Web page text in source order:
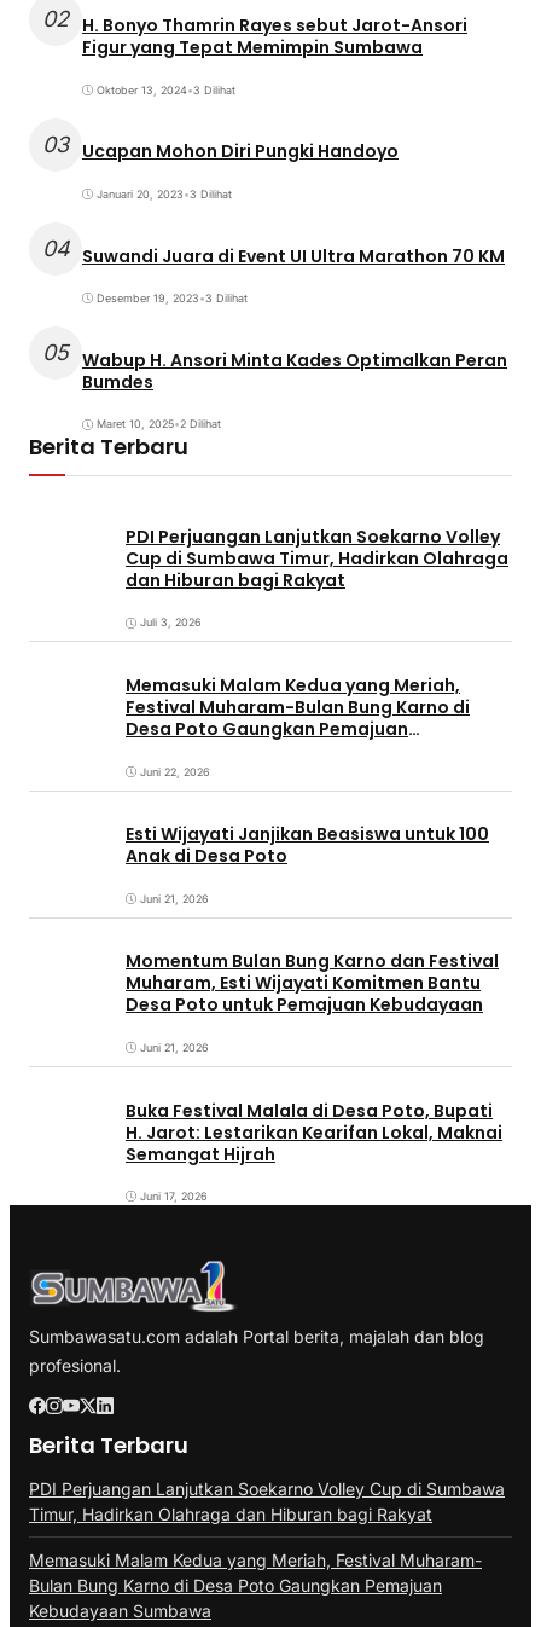
02 H. Bonyo Thamrin Rayes sebut Jarot-Ansori
Figur yang Tepat Memimpin Sumbawa
Oktober 13, 2024•3 Dilihat
03 Ucapan Mohon Diri Pungki Handoyo
Januari 20, 2023•3 Dilihat
04 Suwandi Juara di Event UI Ultra Marathon 70 KM
Desember 19, 2023•3 Dilihat
05 Wabup H. Ansori Minta Kades Optimalkan Peran
Bumdes
Maret 10, 2025•2 Dilihat
Berita Terbaru
PDI Perjuangan Lanjutkan Soekarno Volley
Cup di Sumbawa Timur, Hadirkan Olahraga
dan Hiburan bagi Rakyat
Juli 3, 2026
Memasuki Malam Kedua yang Meriah,
Festival Muharam-Bulan Bung Karno di
Desa Poto Gaungkan Pemajuan
Juni 22, 2026
Esti Wijayati Janjikan Beasiswa untuk 100
Anak di Desa Poto
Juni 21, 2026
Momentum Bulan Bung Karno dan Festival
Muharam, Esti Wijayati Komitmen Bantu
Desa Poto untuk Pemajuan Kebudayaan
Juni 21, 2026
Buka Festival Malala di Desa Poto, Bupati
H. Jarot: Lestarikan Kearifan Lokal, Maknai
Semangat Hijrah
Juni 17, 2026
Sumbawasatu.com adalah Portal berita, majalah dan blog
profesional.
Berita Terbaru
PDI Perjuangan Lanjutkan Soekarno Volley Cup di Sumbawa
Timur, Hadirkan Olahraga dan Hiburan bagi Rakyat
Memasuki Malam Kedua yang Meriah, Festival Muharam-
Bulan Bung Karno di Desa Poto Gaungkan Pemajuan
Kebudayaan Sumbawa